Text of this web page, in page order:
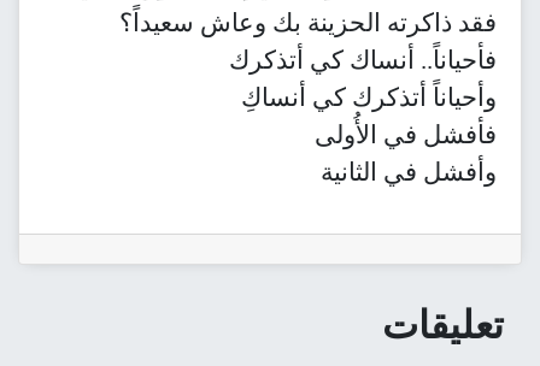
فقد ذاكرته الحزينة بك وعاش سعيداً؟
فأحياناً.. أنساك كي أتذكرك
وأحياناً أتذكرك كي أنساكِ
فأفشل في الأُولى
وأفشل في الثانية
تعليقات